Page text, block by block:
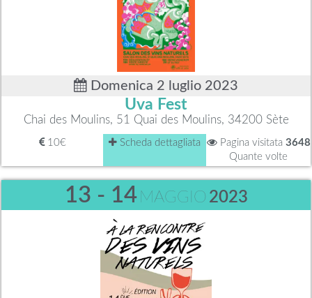
Domenica 2 luglio 2023
Uva Fest
Chai des Moulins, 51 Quai des Moulins, 34200 Sète
10€ Scheda dettagliata Pagina visitata 3648
Quante volte
13 - 14 MAGGIO 2023